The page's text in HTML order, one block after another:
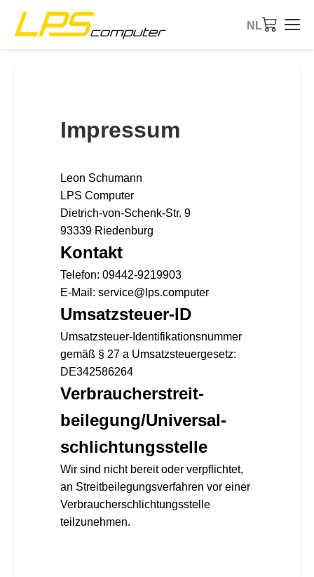
NL
eBay-Shop
Impressum
Leon Schumann
LPS Computer
Dietrich-von-Schenk-Str. 9
93339 Riedenburg
Kontakt
Telefon: 09442-9219903
E-Mail: service@lps.computer
Umsatzsteuer-ID
Umsatzsteuer-Identifikationsnummer
gemäß § 27 a Umsatzsteuergesetz:
DE342586264
Verbraucher­streit­
beilegung/Universal­
schlichtungs­stelle
Wir sind nicht bereit oder verpflichtet,
an Streitbeilegungsverfahren vor einer
Verbraucherschlichtungsstelle
teilzunehmen.